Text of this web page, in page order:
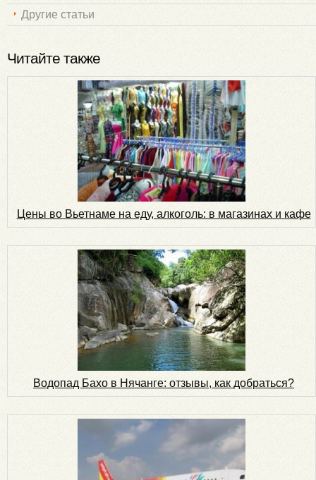
Другие статьи
Читайте также
Цены во Вьетнаме на еду, алкоголь: в магазинах и кафе
Водопад Бахо в Нячанге: отзывы, как добраться?